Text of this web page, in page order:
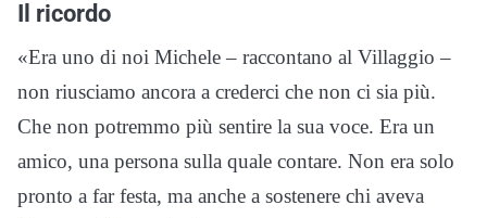
Il ricordo
«Era uno di noi Michele – raccontano al Villaggio –
non riusciamo ancora a crederci che non ci sia più.
Che non potremmo più sentire la sua voce. Era un
amico, una persona sulla quale contare. Non era solo
pronto a far festa, ma anche a sostenere chi aveva